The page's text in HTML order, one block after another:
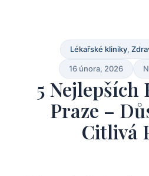
Lékařské kliniky,
16 února, 2026
5 Nejlepších
Praze –
Citlivá